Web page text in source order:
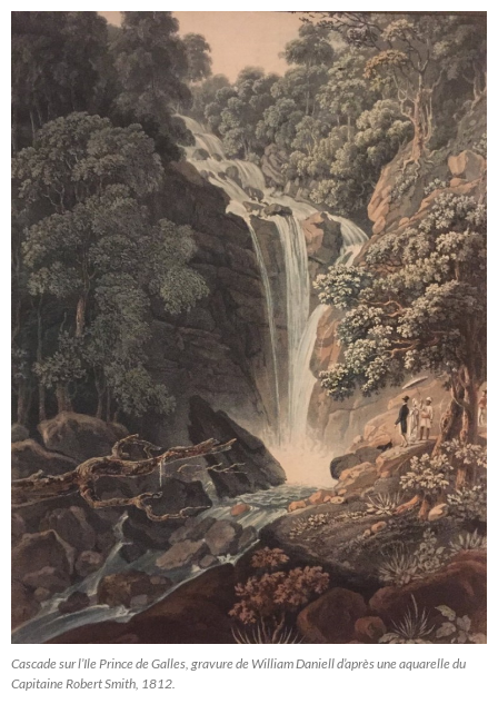
Cascade sur l’Ile Prince de Galles, gravure de William Daniell d’après une aquarelle du
Capitaine Robert Smith, 1812.